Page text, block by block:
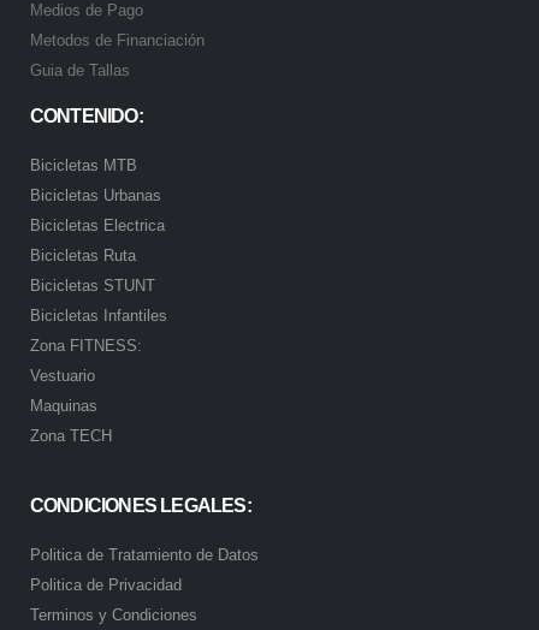
Medios de Pago
Metodos de Financiación
Guia de Tallas
CONTENIDO:
Bicicletas MTB
Bicicletas Urbanas
Bicicletas Electrica
Bicicletas Ruta
Bicicletas STUNT
Bicicletas Infantiles
Zona FITNESS:
Vestuario
Maquinas
Zona TECH
CONDICIONES LEGALES:
Politica de Tratamiento de Datos
Politica de Privacidad
Terminos y Condiciones